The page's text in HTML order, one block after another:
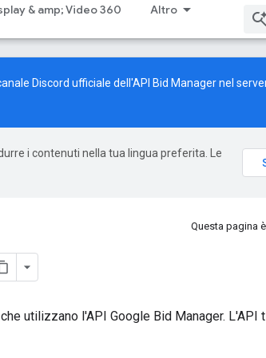
& amp; Video 360 Altro
Discord ufficiale dell'API Bid Manager nel
i contenuti nella tua lingua preferita. Le
Questa pagina
utilizzano l'API Google Bid Manager. L'API